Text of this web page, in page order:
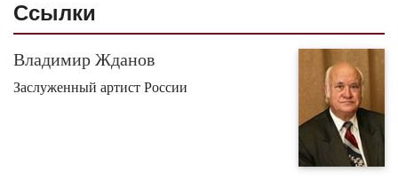
Ссылки
Владимир Жданов
Заслуженный артист России